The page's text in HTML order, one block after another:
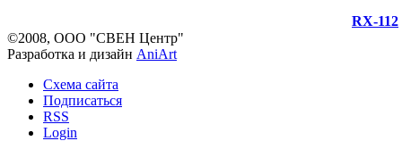
RX-112
©2008, ООО "СВЕН Центр"
Разработка и дизайн AniArt
Схема сайта
Подписаться
RSS
Login